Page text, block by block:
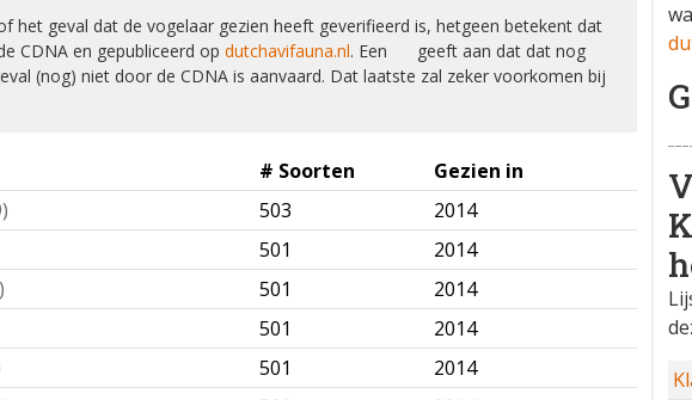
het geval dat de vogelaar gezien heeft geverifieerd is, hetgeen betekent dat
CDNA en gepubliceerd op dutchavifauna.nl. Een ❌ geeft aan dat dat nog
(nog) niet door de CDNA is aanvaard. Dat laatste zal zeker voorkomen bij
# Soorten
Gezien in
503 2014
501 2014
501 2014
501 2014
501 2014